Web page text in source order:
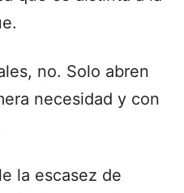
no. Solo abren
necesidad y con
la escasez de